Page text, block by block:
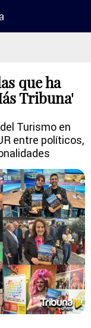
que ha
Tribuna'
Turismo en
entre políticos,